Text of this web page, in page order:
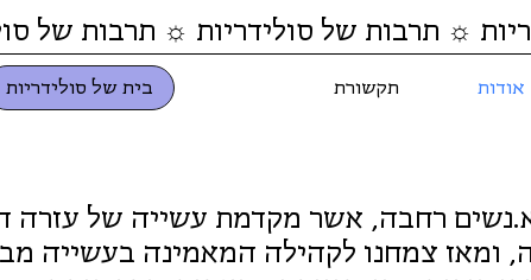
בית של סולידריות אודות תקשורת
☼ תרבות של סולידריות ☼ תרבות של
רחבה, אשר מקדמת עשייה של עזרה
ומאז צמחנו לקהילה המאמינה